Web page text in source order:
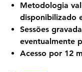
Metodologia
disponibilizado
Sessões
eventualmente
Acesso por 12